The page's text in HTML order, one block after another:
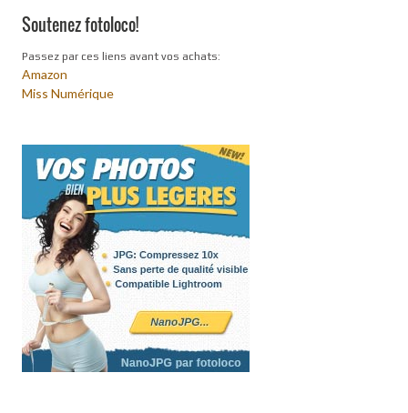
Soutenez fotoloco!
Passez par ces liens avant vos achats:
Amazon
Miss Numérique